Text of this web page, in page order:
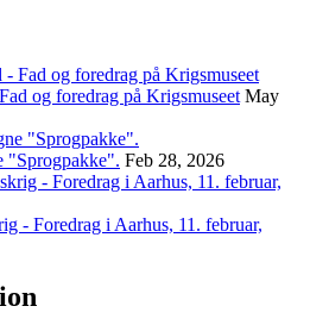
og foredrag på Krigsmuseet May
"Sprogpakke". Feb 28, 2026
- Foredrag i Aarhus, 11. februar,